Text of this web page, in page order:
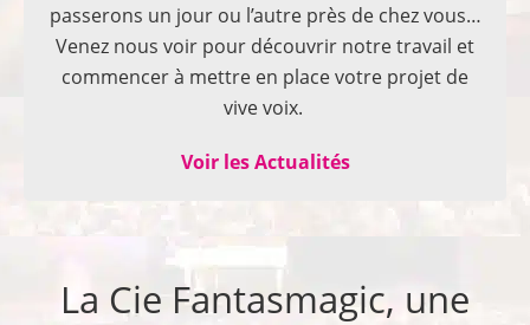
passerons un jour ou l’autre près de chez vous…
Venez nous voir pour découvrir notre travail et
commencer à mettre en place votre projet de
vive voix.
Voir les Actualités
La Cie Fantasmagic, une